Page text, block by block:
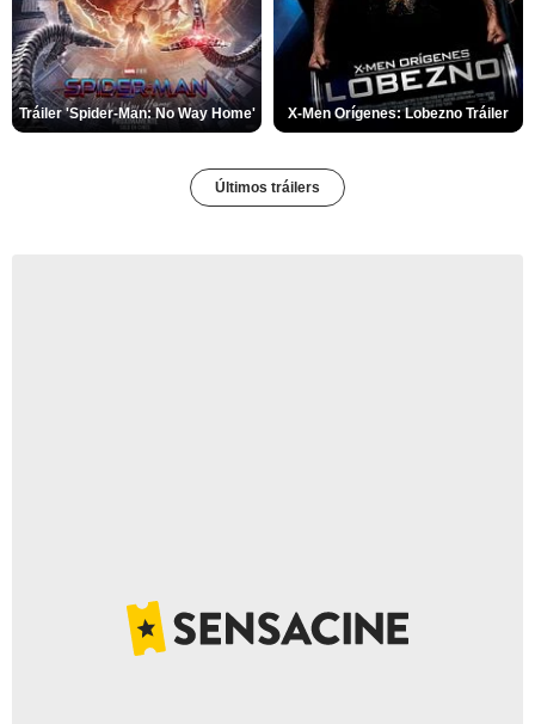
Tráiler 'Spider-Man: No Way Home' X-Men Orígenes: Lobezno Tráiler
Últimos tráilers